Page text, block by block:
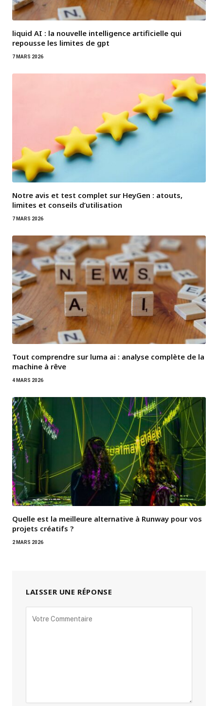
liquid AI : la nouvelle intelligence artificielle qui
repousse les limites de gpt
7 MARS 2026
Notre avis et test complet sur HeyGen : atouts,
limites et conseils d’utilisation
7 MARS 2026
Tout comprendre sur luma ai : analyse complète de la
machine à rêve
4 MARS 2026
Quelle est la meilleure alternative à Runway pour vos
projets créatifs ?
2 MARS 2026
LAISSER UNE RÉPONSE